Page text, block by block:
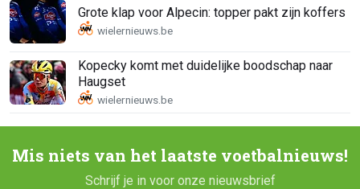
Grote klap voor Alpecin: topper pakt zijn koffers
Kopecky komt met duidelijke boodschap naar
Haugset
Mis niets van het laatste voetbalnieuws!
Schrijf je in voor onze nieuwsbrief